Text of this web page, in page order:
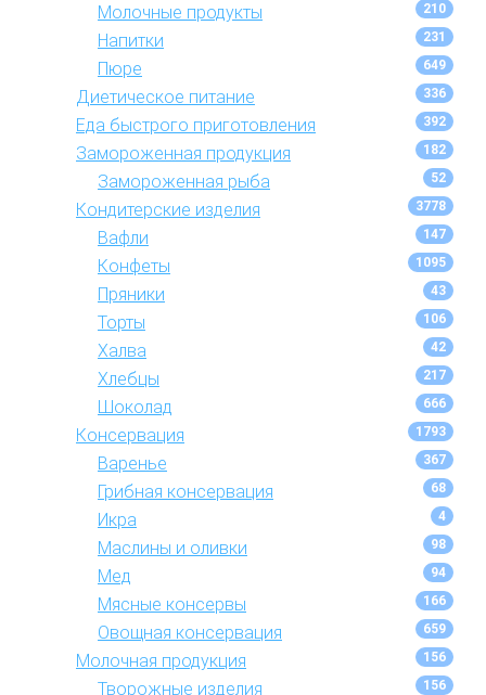
Молочные продукты 210
Напитки 231
Пюре 649
Диетическое питание 336
Еда быстрого приготовления 392
Замороженная продукция 182
Замороженная рыба 52
Кондитерские изделия 3778
Вафли 147
Конфеты 1095
Пряники 43
Торты 106
Халва 42
Хлебцы 217
Шоколад 666
Консервация 1793
Варенье 367
Грибная консервация 68
Икра 4
Маслины и оливки 98
Мед 94
Мясные консервы 166
Овощная консервация 659
Молочная продукция 156
Творожные изделия 156